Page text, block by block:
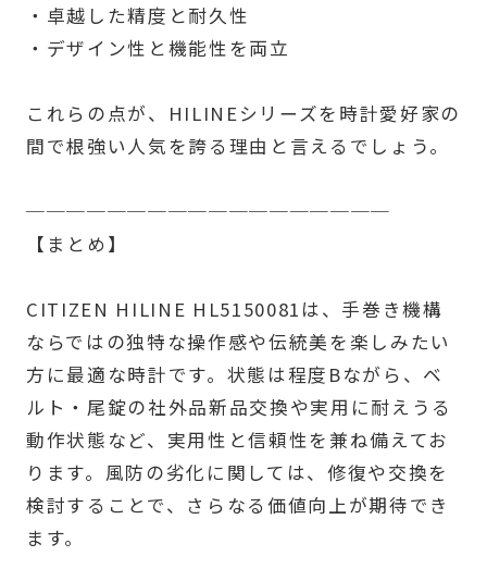
・卓越した精度と耐久性
・デザイン性と機能性を両立
これらの点が、HILINEシリーズを時計愛好家の
間で根強い人気を誇る理由と言えるでしょう。
──────────────────
【まとめ】
CITIZEN HILINE HL5150081は、手巻き機構
ならではの独特な操作感や伝統美を楽しみたい
方に最適な時計です。状態は程度Bながら、ベ
ルト・尾錠の社外品新品交換や実用に耐えうる
動作状態など、実用性と信頼性を兼ね備えてお
ります。風防の劣化に関しては、修復や交換を
検討することで、さらなる価値向上が期待でき
ます。